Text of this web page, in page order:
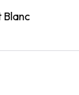
View